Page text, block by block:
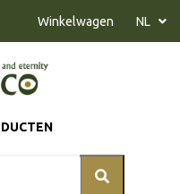
Winkelwagen NL